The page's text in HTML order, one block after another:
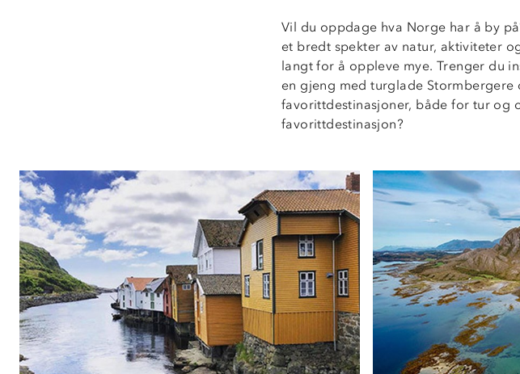
Vil du oppdage hva Norge har å by
et bredt spekter av natur, aktiviteter
langt for å oppleve mye. Trenger du
en gjeng med turglade
favorittdestinasjoner, både for tur og
favorittdestinasjon?